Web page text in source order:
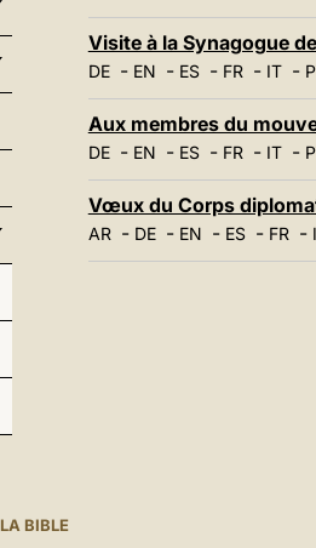
Visite à la Synagogue
DE- EN - ES- FR- IT-
Aux membres du
DE- EN - ES- FR- IT-
Vœux du Corps
AR- DE- EN - ES- FR-
LA BIBLE